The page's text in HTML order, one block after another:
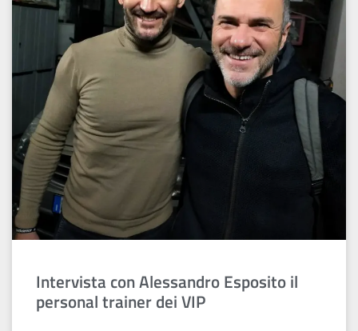
Intervista con Alessandro Esposito il
personal trainer dei VIP